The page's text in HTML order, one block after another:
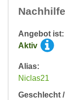
Angebot ist:
Aktiv
Alias:
Niclas21
Geschlecht